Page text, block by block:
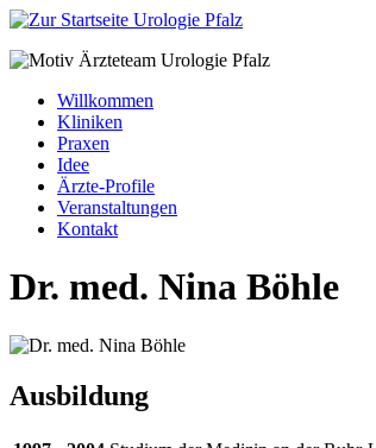
Willkommen
Kliniken
Praxen
Idee
Ärzte-Profile
Veranstaltungen
Kontakt
Dr. med. Nina Böhle
Ausbildung